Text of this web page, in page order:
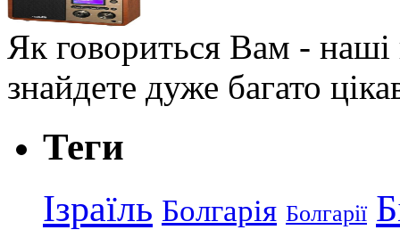
Як говориться Вам - наші
знайдете дуже багато
Теги
Ізраїль Болгарія Болгарії